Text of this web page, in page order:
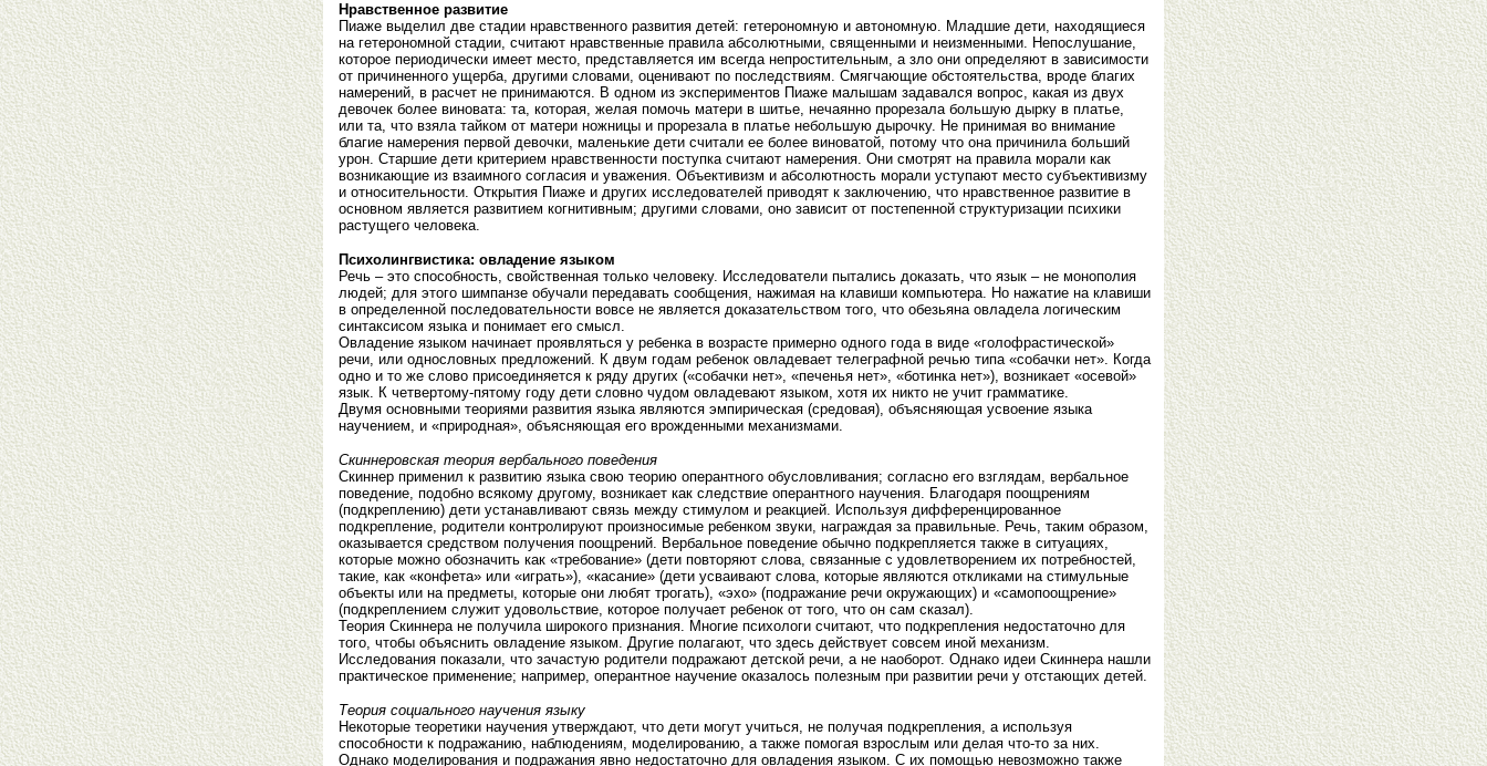
Нравственное развитие
Пиаже выделил две стадии нравственного развития детей: гетерономную и автономную. Младшие дети, находящиеся
на гетерономной стадии, считают нравственные правила абсолютными, священными и неизменными. Непослушание,
которое периодически имеет место, представляется им всегда непростительным, а зло они определяют в зависимости
от причиненного ущерба, другими словами, оценивают по последствиям. Смягчающие обстоятельства, вроде благих
намерений, в расчет не принимаются. В одном из экспериментов Пиаже малышам задавался вопрос, какая из двух
девочек более виновата: та, которая, желая помочь матери в шитье, нечаянно прорезала большую дырку в платье,
или та, что взяла тайком от матери ножницы и прорезала в платье небольшую дырочку. Не принимая во внимание
благие намерения первой девочки, маленькие дети считали ее более виноватой, потому что она причинила больший
урон. Старшие дети критерием нравственности поступка считают намерения. Они смотрят на правила морали как
возникающие из взаимного согласия и уважения. Объективизм и абсолютность морали уступают место субъективизму
и относительности. Открытия Пиаже и других исследователей приводят к заключению, что нравственное развитие в
основном является развитием когнитивным; другими словами, оно зависит от постепенной структуризации психики
растущего человека.
Психолингвистика: овладение языком
Речь – это способность, свойственная только человеку. Исследователи пытались доказать, что язык – не монополия
людей; для этого шимпанзе обучали передавать сообщения, нажимая на клавиши компьютера. Но нажатие на клавиши
в определенной последовательности вовсе не является доказательством того, что обезьяна овладела логическим
синтаксисом языка и понимает его смысл.
Овладение языком начинает проявляться у ребенка в возрасте примерно одного года в виде «голофрастической»
речи, или однословных предложений. К двум годам ребенок овладевает телеграфной речью типа «собачки нет». Когда
одно и то же слово присоединяется к ряду других («собачки нет», «печенья нет», «ботинка нет»), возникает «осевой»
язык. К четвертому-пятому году дети словно чудом овладевают языком, хотя их никто не учит грамматике.
Двумя основными теориями развития языка являются эмпирическая (средовая), объясняющая усвоение языка
научением, и «природная», объясняющая его врожденными механизмами.
Скиннеровская теория вербального поведения
Скиннер применил к развитию языка свою теорию оперантного обусловливания; согласно его взглядам, вербальное
поведение, подобно всякому другому, возникает как следствие оперантного научения. Благодаря поощрениям
(подкреплению) дети устанавливают связь между стимулом и реакцией. Используя дифференцированное
подкрепление, родители контролируют произносимые ребенком звуки, награждая за правильные. Речь, таким образом,
оказывается средством получения поощрений. Вербальное поведение обычно подкрепляется также в ситуациях,
которые можно обозначить как «требование» (дети повторяют слова, связанные с удовлетворением их потребностей,
такие, как «конфета» или «играть»), «касание» (дети усваивают слова, которые являются откликами на стимульные
объекты или на предметы, которые они любят трогать), «эхо» (подражание речи окружающих) и «самопоощрение»
(подкреплением служит удовольствие, которое получает ребенок от того, что он сам сказал).
Теория Скиннера не получила широкого признания. Многие психологи считают, что подкрепления недостаточно для
того, чтобы объяснить овладение языком. Другие полагают, что здесь действует совсем иной механизм.
Исследования показали, что зачастую родители подражают детской речи, а не наоборот. Однако идеи Скиннера нашли
практическое применение; например, оперантное научение оказалось полезным при развитии речи у отстающих детей.
Теория социального научения языку
Некоторые теоретики научения утверждают, что дети могут учиться, не получая подкрепления, а используя
способности к подражанию, наблюдениям, моделированию, а также помогая взрослым или делая что-то за них.
Однако моделирования и подражания явно недостаточно для овладения языком. С их помощью невозможно также